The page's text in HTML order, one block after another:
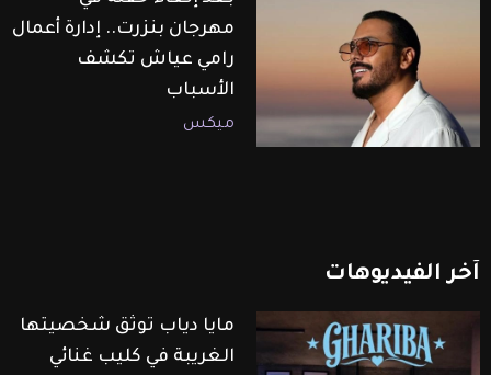
مهرجان بنزرت.. إدارة أعمال
رامي عياش تكشف
الأسباب
ميكس
آخر الفيديوهات
مايا دياب توثق شخصيتها
الغريبة في كليب غنائي